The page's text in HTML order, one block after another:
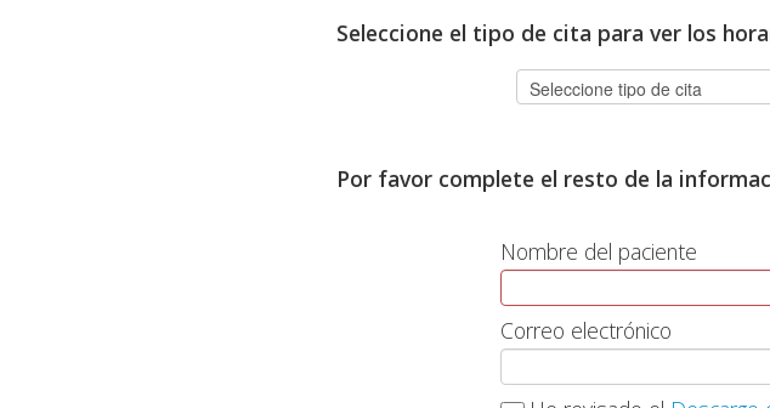
Seleccione el tipo de cita para ver los
Por favor complete el resto de la
Nombre del paciente
Correo electrónico